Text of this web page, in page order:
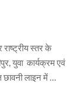
राष्ट्रीय स्तर के
युवा कार्यक्रम एवं
छावनी लाइन में …